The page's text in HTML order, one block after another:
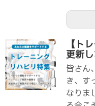
【ト
更新し
皆さん
き、す
なりま